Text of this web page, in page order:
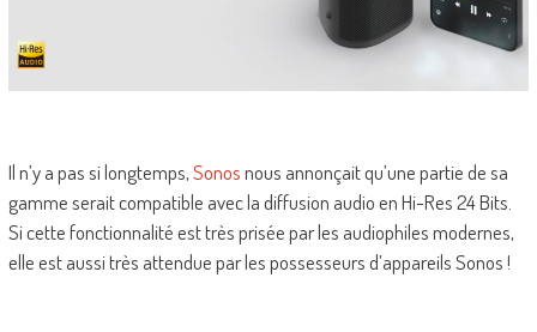
Il n’y a pas si longtemps,Sonosnous annonçait qu’une partie de sa
gamme serait compatible avec la diffusion audio en Hi-Res 24 Bits.
Si cette fonctionnalité est très prisée par les audiophiles modernes,
elle est aussi très attendue par les possesseurs d’appareils Sonos !